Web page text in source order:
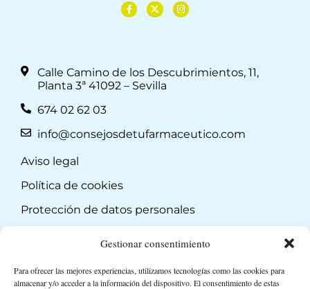
Gestionar consentimiento
Para ofrecer las mejores experiencias, utilizamos tecnologías como las cookies para
almacenar y/o acceder a la información del dispositivo. El consentimiento de estas
Calle Camino de los Descubrimientos, 11,
Planta 3ª 41092 – Sevilla
674 02 62 03
info@consejosdetufarmaceutico.com
Aviso legal
Política de cookies
Protección de datos personales